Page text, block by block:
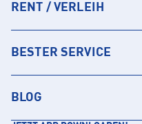
RENT / VERLEIH
BESTER SERVICE
BLOG